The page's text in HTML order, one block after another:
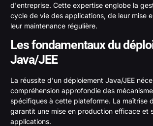
d'entreprise. Cette expertise englobe la
cycle de vie des applications, de leur mise
leur maintenance régulière.
Les fondamentaux du
Java/JEE
La réussite d'un déploiement Java/JEE
compréhension approfondie des
spécifiques à cette plateforme. La maîtrise
garantit une mise en production efficace et
applications.